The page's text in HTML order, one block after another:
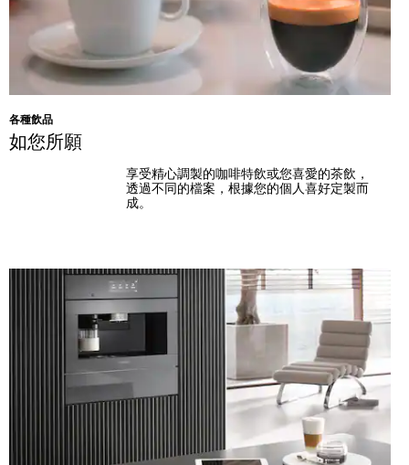
各種飲品
如您所願
享受精心調製的咖啡特飲或您喜愛的茶飲，
透過不同的檔案，根據您的個人喜好定製而
成。